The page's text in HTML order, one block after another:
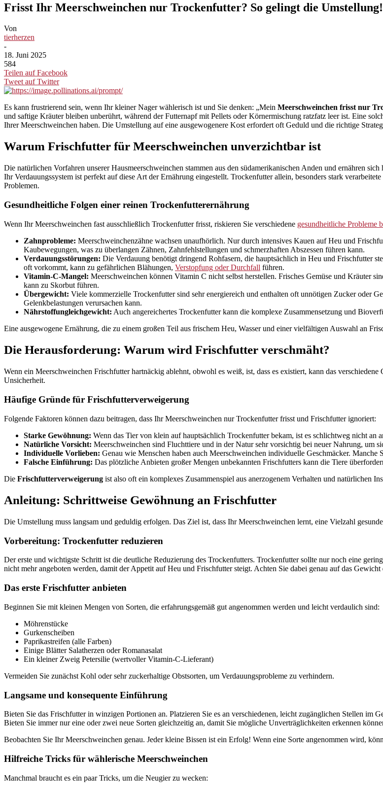
Frisst Ihr Meerschweinchen nur Trockenfutter? So gelingt die Umstellung!
Von
tierherzen
-
18. Juni 2025
584
Teilen auf Facebook
Tweet auf Twitter
Es kann frustrierend sein, wenn Ihr kleiner Nager wählerisch ist und Sie denken: „Mein Meerschweinchen frisst nur
und saftige Kräuter bleiben unberührt, während der Futternapf mit Pellets oder Körnermischung ratzfatz leer ist. Eine
Ihrer Meerschweinchen haben. Die Umstellung auf eine ausgewogenere Kost erfordert oft Geduld und die richtige
Warum Frischfutter für Meerschweinchen unverzichtbar ist
Die natürlichen Vorfahren unserer Hausmeerschweinchen stammen aus den südamerikanischen Anden und ernähren
Ihr Verdauungssystem ist perfekt auf diese Art der Ernährung eingestellt. Trockenfutter allein, besonders stark
Problemen.
Gesundheitliche Folgen einer reinen Trockenfutterernährung
Wenn Ihr Meerschweinchen fast ausschließlich Trockenfutter frisst, riskieren Sie verschiedene gesundheitliche Probleme
Zahnprobleme: Meerschweinchenzähne wachsen unaufhörlich. Nur durch intensives Kauen auf Heu und
Kaubewegungen, was zu überlangen Zähnen, Zahnfehlstellungen und schmerzhaften Abszessen führen kann.
Verdauungsstörungen: Die Verdauung benötigt dringend Rohfasern, die hauptsächlich in Heu und Frischfutter
oft vorkommt, kann zu gefährlichen Blähungen, Verstopfung oder Durchfall führen.
Vitamin-C-Mangel: Meerschweinchen können Vitamin C nicht selbst herstellen. Frisches Gemüse und Kräuter
kann zu Skorbut führen.
Übergewicht: Viele kommerzielle Trockenfutter sind sehr energiereich und enthalten oft unnötigen Zucker oder
Gelenkbelastungen verursachen kann.
Nährstoffungleichgewicht: Auch angereichertes Trockenfutter kann die komplexe Zusammensetzung und
Eine ausgewogene Ernährung, die zu einem großen Teil aus frischem Heu, Wasser und einer vielfältigen Auswahl an
Die Herausforderung: Warum wird Frischfutter verschmäht?
Wenn ein Meerschweinchen Frischfutter hartnäckig ablehnt, obwohl es weiß, ist, dass es existiert, kann das
Unsicherheit.
Häufige Gründe für Frischfutterverweigerung
Folgende Faktoren können dazu beitragen, dass Ihr Meerschweinchen nur Trockenfutter frisst und Frischfutter ignoriert:
Starke Gewöhnung: Wenn das Tier von klein auf hauptsächlich Trockenfutter bekam, ist es schlichtweg nicht an
Natürliche Vorsicht: Meerschweinchen sind Fluchttiere und in der Natur sehr vorsichtig bei neuer Nahrung, um
Individuelle Vorlieben: Genau wie Menschen haben auch Meerschweinchen individuelle Geschmäcker. Manche
Falsche Einführung: Das plötzliche Anbieten großer Mengen unbekannten Frischfutters kann die Tiere
Die Frischfutterverweigerung ist also oft ein komplexes Zusammenspiel aus anerzogenem Verhalten und natürlichen
Anleitung: Schrittweise Gewöhnung an Frischfutter
Die Umstellung muss langsam und geduldig erfolgen. Das Ziel ist, dass Ihr Meerschweinchen lernt, eine Vielzahl
Vorbereitung: Trockenfutter reduzieren
Der erste und wichtigste Schritt ist die deutliche Reduzierung des Trockenfutters. Trockenfutter sollte nur noch eine
nicht mehr angeboten werden, damit der Appetit auf Heu und Frischfutter steigt. Achten Sie dabei genau auf das Gewicht
Das erste Frischfutter anbieten
Beginnen Sie mit kleinen Mengen von Sorten, die erfahrungsgemäß gut angenommen werden und leicht verdaulich sind:
Möhrenstücke
Gurkenscheiben
Paprikastreifen (alle Farben)
Einige Blätter Salatherzen oder Romanasalat
Ein kleiner Zweig Petersilie (wertvoller Vitamin-C-Lieferant)
Vermeiden Sie zunächst Kohl oder sehr zuckerhaltige Obstsorten, um Verdauungsprobleme zu verhindern.
Langsame und konsequente Einführung
Bieten Sie das Frischfutter in winzigen Portionen an. Platzieren Sie es an verschiedenen, leicht zugänglichen Stellen im
Bieten Sie immer nur eine oder zwei neue Sorten gleichzeitig an, damit Sie mögliche Unverträglichkeiten erkennen
Beobachten Sie Ihr Meerschweinchen genau. Jeder kleine Bissen ist ein Erfolg! Wenn eine Sorte angenommen wird,
Hilfreiche Tricks für wählerische Meerschweinchen
Manchmal braucht es ein paar Tricks, um die Neugier zu wecken: